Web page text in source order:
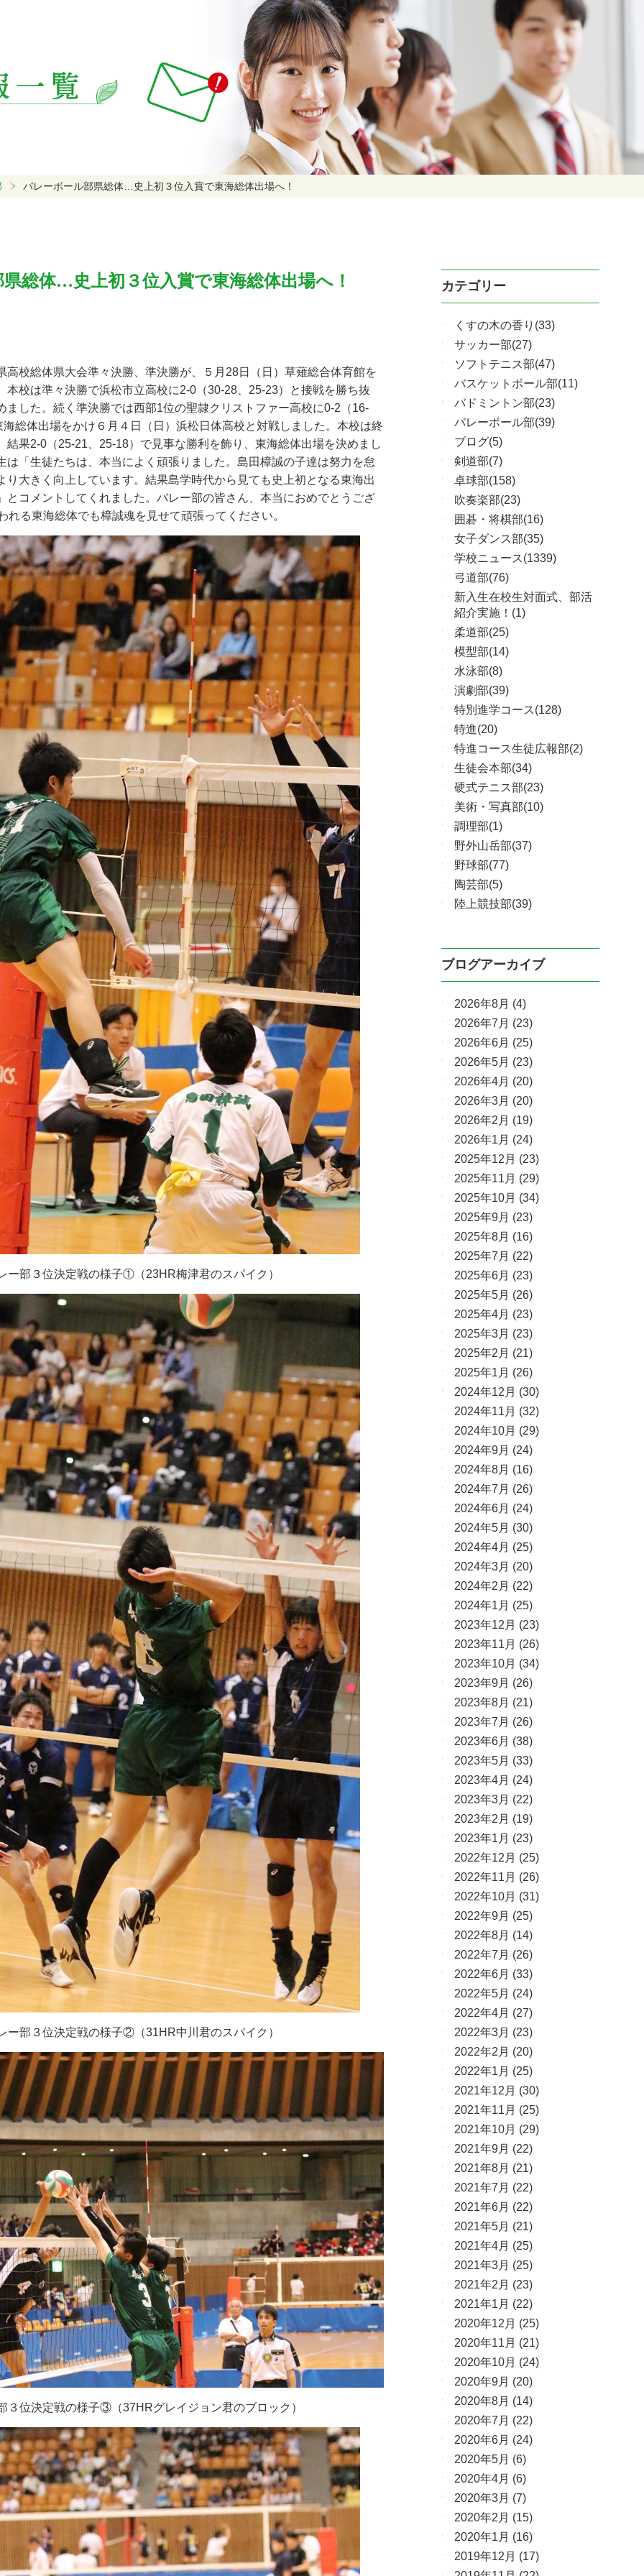
バレーボール部県総体…史上初３位入賞で東海総体出場へ！
総体…史上初３位入賞で東海総体出場へ！
校総体県大会準々決勝、準決勝が、５月 28日（日）草薙総合体育館を
本校は準々決勝で浜松市立高校に2-0 （30-28 25-23）と接戦を勝ち抜
ました。続く準決勝では西部1位の聖隷クリストファー高校に0-2 （16-
海総体出場をかけ６月４日（日）浜松日体高校と対戦しました。本校は終
結果2-0 （25-21 25-18）で見事な勝利を飾り、東海総体出場を決めまし
は「生徒たちは、本当によく頑張りました。島田樟誠の子達は努力を怠
り大きく向上しています。結果島学時代から見ても史上初となる東海出
とコメントしてくれました。バレー部の皆さん、本当におめでとうござ
れる東海総体でも樟誠魂を見せて頑張ってください。
ー部３位決定戦の様子①（23HR梅津君のスパイク）
ー部３位決定戦の様子②（31HR中川君のスパイク）
３位決定戦の様子③（37HRグレイジョン君のブロック）
カテゴリー
くすの木の香り(33)
サッカー部(27)
ソフトテニス部(47)
バスケットボール部(11)
バドミントン部(23)
バレーボール部(39)
ブログ(5)
剣道部(7)
卓球部(158)
吹奏楽部(23)
囲碁・将棋部(16)
女子ダンス部(35)
学校ニュース(1339)
弓道部(76)
新入生在校生対面式、部活
紹介実施！(1)
柔道部(25)
模型部(14)
水泳部(8)
演劇部(39)
特別進学コース(128)
特進(20)
特進コース生徒広報部(2)
生徒会本部(34)
硬式テニス部(23)
美術・写真部(10)
調理部(1)
野外山岳部(37)
野球部(77)
陶芸部(5)
陸上競技部(39)
ブログアーカイブ
2026年8月 (4)
2026年7月 (23)
2026年6月 (25)
2026年5月 (23)
2026年4月 (20)
2026年3月 (20)
2026年2月 (19)
2026年1月 (24)
2025年12月 (23)
2025年11月 (29)
2025年10月 (34)
2025年9月 (23)
2025年8月 (16)
2025年7月 (22)
2025年6月 (23)
2025年5月 (26)
2025年4月 (23)
2025年3月 (23)
2025年2月 (21)
2025年1月 (26)
2024年12月 (30)
2024年11月 (32)
2024年10月 (29)
2024年9月 (24)
2024年8月 (16)
2024年7月 (26)
2024年6月 (24)
2024年5月 (30)
2024年4月 (25)
2024年3月 (20)
2024年2月 (22)
2024年1月 (25)
2023年12月 (23)
2023年11月 (26)
2023年10月 (34)
2023年9月 (26)
2023年8月 (21)
2023年7月 (26)
2023年6月 (38)
2023年5月 (33)
2023年4月 (24)
2023年3月 (22)
2023年2月 (19)
2023年1月 (23)
2022年12月 (25)
2022年11月 (26)
2022年10月 (31)
2022年9月 (25)
2022年8月 (14)
2022年7月 (26)
2022年6月 (33)
2022年5月 (24)
2022年4月 (27)
2022年3月 (23)
2022年2月 (20)
2022年1月 (25)
2021年12月 (30)
2021年11月 (25)
2021年10月 (29)
2021年9月 (22)
2021年8月 (21)
2021年7月 (22)
2021年6月 (22)
2021年5月 (21)
2021年4月 (25)
2021年3月 (25)
2021年2月 (23)
2021年1月 (22)
2020年12月 (25)
2020年11月 (21)
2020年10月 (24)
2020年9月 (20)
2020年8月 (14)
2020年7月 (22)
2020年6月 (24)
2020年5月 (6)
2020年4月 (6)
2020年3月 (7)
2020年2月 (15)
2020年1月 (16)
2019年12月 (17)